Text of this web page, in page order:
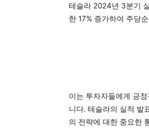
테슬라 2024년 3분기
한 17% 증가하여 주당
이는 투자자들에게 긍
니다. 테슬라의 실적 발
의 전략에 대한 중요한